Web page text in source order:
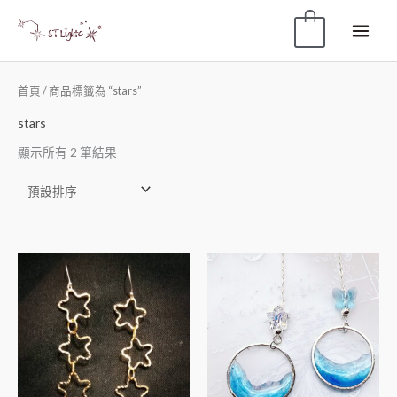
首頁 / 商品標籤為 “stars”
stars
顯示所有 2 筆結果